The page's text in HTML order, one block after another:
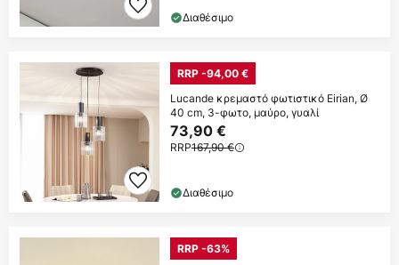
Διαθέσιμο
RRP -94,00 €
Lucande κρεμαστό φωτιστικό Eirian, Ø
40 cm, 3-φωτο, μαύρο, γυαλί
73,90 €
RRP167,90 €
Διαθέσιμο
RRP -63%